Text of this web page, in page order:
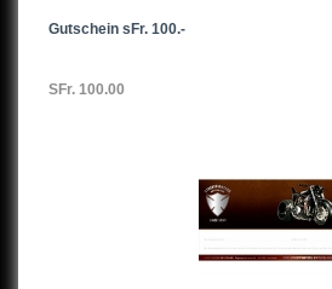
Gutschein sFr. 100.-
SFr. 100.00